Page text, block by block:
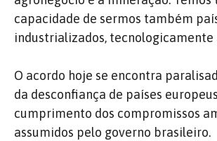
capacidade de sermos também
industrializados, tecnologicamente
O acordo hoje se encontra
da desconfiança de países
cumprimento dos compromissos
assumidos pelo governo brasileiro.